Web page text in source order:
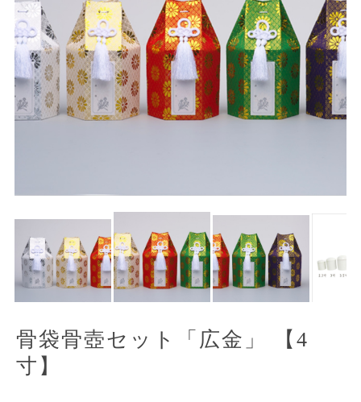
骨袋骨壺セット「広金」 【4
寸】